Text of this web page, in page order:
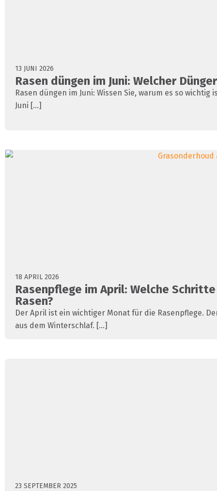
13 JUNI 2026
Rasen düngen im Juni: Welcher
Rasen düngen im Juni: Wissen Sie, warum es so wichtig
Juni [...]
18 APRIL 2026
Rasenpflege im April: Welche
Rasen?
Der April ist ein wichtiger Monat für die Rasenpflege.
aus dem Winterschlaf. [...]
23 SEPTEMBER 2025